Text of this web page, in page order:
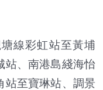
線彩虹站至黃埔
站、南港島綫海怡
站至寶琳站、調景